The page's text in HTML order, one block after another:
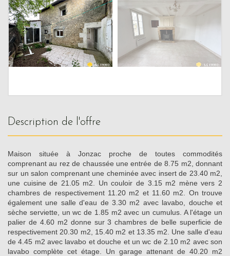
description de l'offre
Maison située à Jonzac proche de toutes commodités
comprenant au rez de chaussée une entrée de 8.75 m2, donnant
sur un salon comprenant une cheminée avec insert de 23.40 m2,
une cuisine de 21.05 m2. Un couloir de 3.15 m2 mène vers 2
chambres de respectivement 11.20 m2 et 11.60 m2. On trouve
également une salle d'eau de 3.30 m2 avec lavabo, douche et
sèche serviette, un wc de 1.85 m2 avec un cumulus. A l'étage un
palier de 4.60 m2 donne sur 3 chambres de belle superficie de
respectivement 20.30 m2, 15.40 m2 et 13.35 m2. Une salle d'eau
de 4.45 m2 avec lavabo et douche et un wc de 2.10 m2 avec son
lavabo complète cet étage. Un garage attenant de 40.20 m2